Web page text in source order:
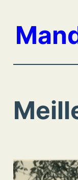
contenu